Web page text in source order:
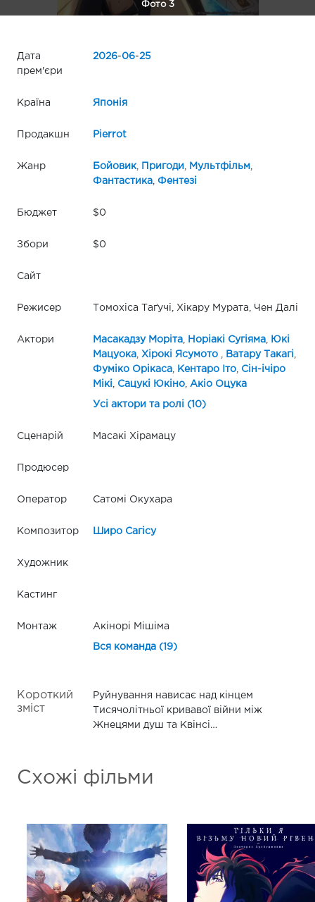
Фото 3
Дата
прем'єри
2026-06-25
Країна Японія
Продакшн Pierrot
Жанр Бойовик, Пригоди Мультфільм,
Фантастика, Фентезі
Бюджет $0
Збори $0
Сайт
Режисер Томохіса Таґучі, Хікару Мурата, Чен Далі
Актори Масакадзу Моріта, Норіакі Сугіяма,
Юкі
Мацуока, Хірокі Ясумото Ватару Такагі
Фуміко Орікаса, Кентаро Іто,
Сін-ічіро
Мікі
Сацукі Юкіно, Акіо Оцука
Усі актори та ролі (10)
Сценарій Масакі Хірамацу
Продюсер
Оператор Сатомі Окухара
Композитор Широ Сагісу
Художник
Кастинг
Монтаж Акiнорi Мiшiма
Вся команда (19)
Короткий
зміст
Руйнування нависає над кінцем
Тисячолітньої кривавої війни між
Жнецями душ та Квінсі…
Схожі фільми